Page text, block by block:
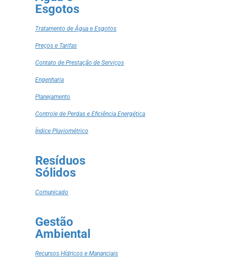
Esgotos
Tratamento de Água e Esgotos
Preços e Tarifas
Contato de Prestação de Serviços
Engenharia
Planejamento
Controle de Perdas e Eficiência Energética
Índice Pluviométrico
Resíduos
Sólidos
Comunicado
Gestão
Ambiental
Recursos Hídricos e Mananciais